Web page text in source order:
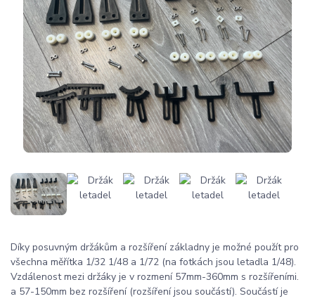
Díky posuvným držákům a rozšíření základny je možné použít pro
všechna měřítka 1/32 1/48 a 1/72 (na fotkách jsou letadla 1/48).
Vzdálenost mezi držáky je v rozmení 57mm-360mm s rozšířeními.
a 57-150mm bez rozšíření (rozšíření jsou součástí). Součástí je